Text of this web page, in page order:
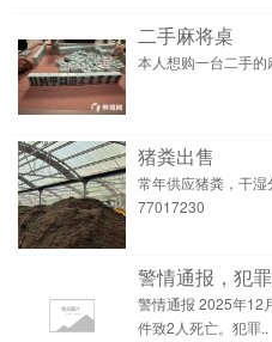
二手麻将桌
本人想购一台二手
猪粪出售
常年供应猪粪，干
77017230
警情通报，犯
警情通报 2025年12
件致2人死亡。犯罪..